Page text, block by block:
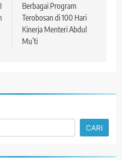
Berbagai Program
Terobosan di 100 Hari
Kinerja Menteri Abdul
Mu’ti
CARI